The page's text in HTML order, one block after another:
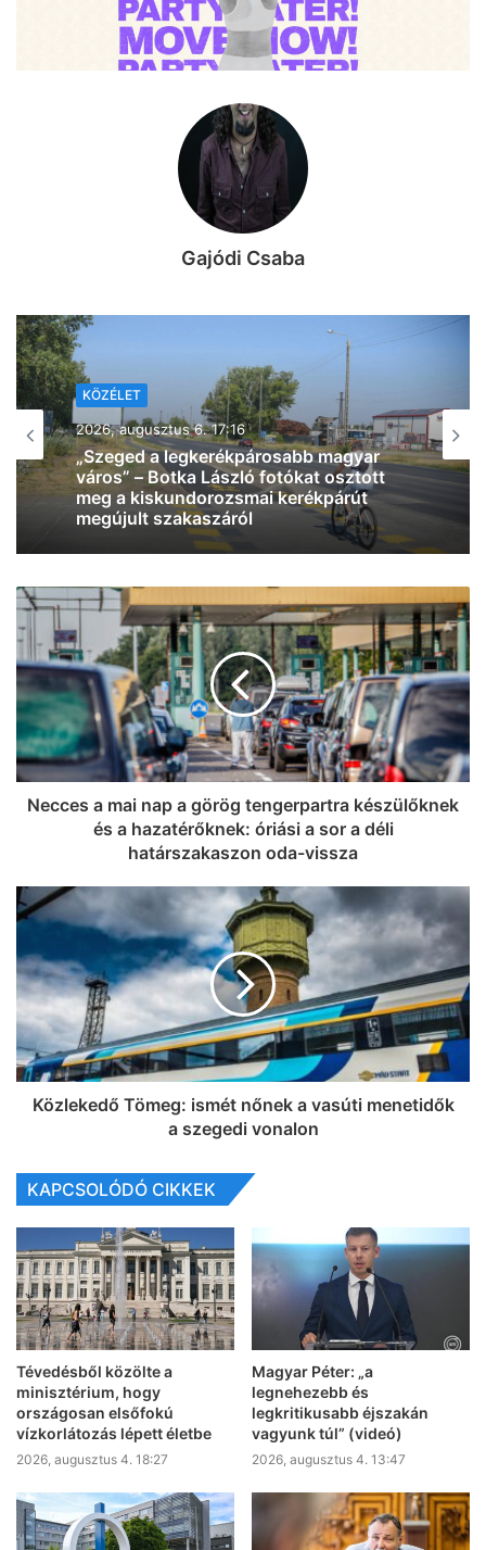
Gajódi Csaba
KÖZÉLET
2026, augusztus 6. 12:28
Kiderült, mikor választ új köztársasági
elnököt az Országgyűlés
Necces a mai nap a görög tengerpartra készülőknek
és a hazatérőknek: óriási a sor a déli
határszakaszon oda-vissza
Közlekedő Tömeg: ismét nőnek a vasúti menetidők
a szegedi vonalon
KAPCSOLÓDÓ CIKKEK
Tévedésből közölte a
minisztérium, hogy
országosan elsőfokú
vízkorlátozás lépett életbe
2026, augusztus 4. 18:27
Magyar Péter: „a
legnehezebb és
legkritikusabb éjszakán
vagyunk túl” (videó)
2026, augusztus 4. 13:47